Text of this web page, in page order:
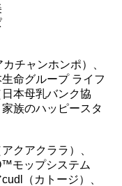
チャンホンポ）、
命グループ ライフ
本母乳バンク協
族のハッピースタ
クアクララ）、
モップシステム
（カトージ）、